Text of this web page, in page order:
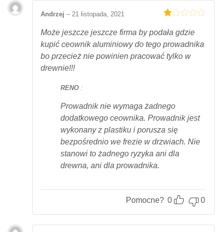
1
5.
Andrzej – 21 listopada, 2021
Może jeszcze jeszcze firma by podała gdzie
kupić ceownik aluminiowy do tego prowadnika
bo przecież nie powinien pracować tylko w
drewnie!!!
RENO :
Prowadnik nie wymaga żadnego
dodatkowego ceownika. Prowadnik jest
wykonany z plastiku i porusza się
bezpośrednio we frezie w drzwiach. Nie
stanowi to żadnego ryzyka ani dla
drewna, ani dla prowadnika.
Pomocne? 0 0